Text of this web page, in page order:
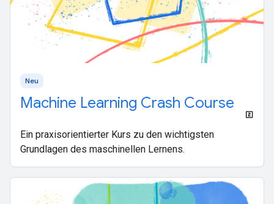
Neu
Machine Learning Crash Course
Ein praxisorientierter Kurs zu den wichtigsten
Grundlagen des maschinellen Lernens.